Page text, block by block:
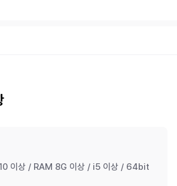
이상 / RAM 8G 이상 / i5 이상 / 64bit